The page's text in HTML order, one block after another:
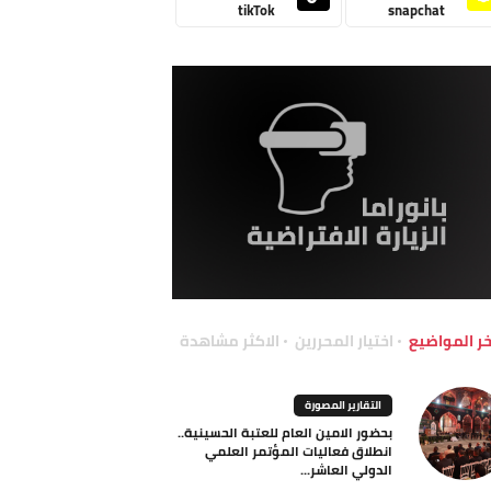
snapchat
tikTok
المواضيع اختيار المحررين الاكثر مشاهدة
التقارير المصورة
بحضور الامين العام للعتبة الحسينية..
انطلاق فعاليات المؤتمر العلمي
الدولي العاشر...